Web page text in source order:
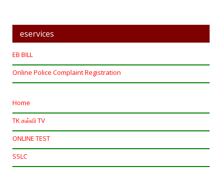
eservices
EB BILL
Online Police Complaint Registration
Home
TK கல்வி TV
ONLINE TEST
SSLC